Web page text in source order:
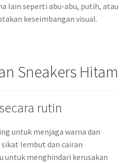
lain seperti abu-abu, putih, atau
keseimbangan visual.
Sneakers Hitam
rutin
untuk menjaga warna dan
lembut dan cairan
untuk menghindari kerusakan